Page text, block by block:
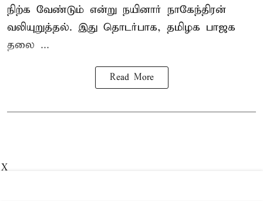
நிற்க வேண்டும் என்று நயினார் நாகேந்திரன்
வலியுறுத்தல். இது தொடர்பாக, தமிழக பாஜக
தலை ...
Read More
X